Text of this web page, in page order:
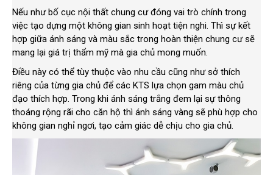
Nếu như bố cục nội thất chung cư đóng vai trò chính trong
việc tạo dựng một không gian sinh hoạt tiện nghi. Thì sự kết
hợp giữa ánh sáng và màu sắc trong hoàn thiện chung cư sẽ
mang lại giá trị thẩm mỹ mà gia chủ mong muốn.
Điều này có thể tùy thuộc vào nhu cầu cũng như sở thích
riêng của từng gia chủ để các KTS lựa chọn gam màu chủ
đạo thích hợp. Trong khi ánh sáng trắng đem lại sự thông
thoáng rộng rãi cho căn hộ thì ánh sáng vàng sẽ phù hợp cho
không gian nghỉ ngơi, tạo cảm giác dễ chịu cho gia chủ.